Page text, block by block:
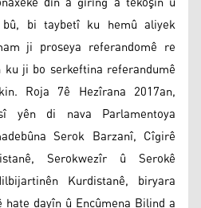
bi taybetî ku hemû aliyek
ji proseya referandomê re
ji bo serkeftina referandumê
Roja 7ê Hezîrana 2017an,
yên di nava Parlamentoya
Serok Barzanî, Cîgirê
Serokwezîr û Serokê
Kurdistanê, biryara